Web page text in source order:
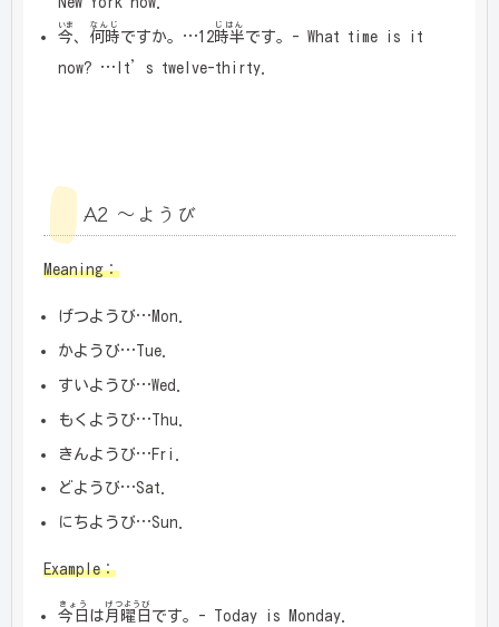
今
いま
、 何時
なんじ
ですか。…12時半
じはん
です。- What time is it
now? …It’s twelve-thirty.
A2 ～ようび
Meaning：
げつようび…Mon.
かようび…Tue.
すいようび…Wed.
もくようび…Thu.
きんようび…Fri.
どようび…Sat.
にちようび…Sun.
Example：
今日
きょう
は 月曜日
げつようび
です。- Today is Monday.